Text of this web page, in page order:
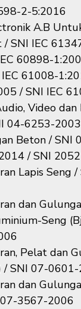
2-5:2016
A.B
/ SNI IEC
60898-
IEC 61008-
/ SNI IEC
Video
04-6253-2003
Beton / SNI
/ SNI
Lapis Seng
dan
Seng
Pelat dan
/ SNI 07-
dan
3567-2006